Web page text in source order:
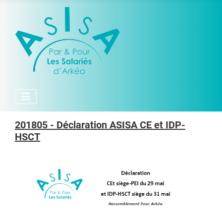
201805 - Déclaration ASISA CE et IDP-
HSCT